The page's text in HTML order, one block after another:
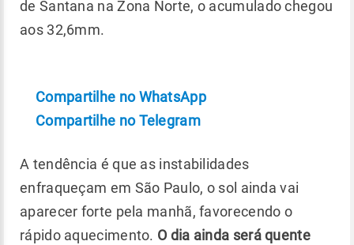
de Santana na Zona Norte, o acumulado chegou
aos 32,6mm.
Compartilhe no WhatsApp
Compartilhe no Telegram
A tendência é que as instabilidades
enfraqueçam em São Paulo, o sol ainda vai
aparecer forte pela manhã, favorecendo o
rápido aquecimento. O dia ainda será quente